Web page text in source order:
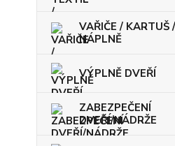
VAŘIČE / KARTUŠ /
NÁPLNĚ
VÝPLNĚ DVEŘÍ
ZABEZPEČENÍ
DVEŘÍ/NÁDRŽE